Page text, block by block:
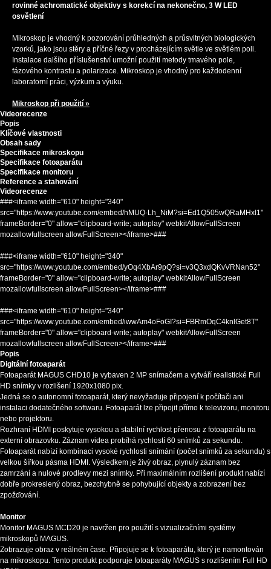
rovinné achromatické objektivy s korekcí na nekonečno, 3 W LED
osvětlení
Mikroskop je vhodný k pozorování průhledných a průsvitných biologických
vzorků, jako jsou stěry a příčné řezy v procházejícím světle ve světlém poli.
Instalace dalšího příslušenství umožní použití metody tmavého pole,
fázového kontrastu a polarizace. Mikroskop je vhodný pro každodenní
laboratorní práci, výzkum a výuku.
Mikroskop při použití »
Videorecenze
Popis
Klíčové vlastnosti
Obsah sady
Specifikace mikroskopu
Specifikace fotoaparátu
Specifikace monitoru
Reference a stahování
Videorecenze
###<iframe width="610" height="340"
src="https://www.youtube.com/embed/hMUQ-Lh_NiM?si=Ed1Q505wQRaMHxl1"
frameBorder="0" allow="clipboard-write; autoplay" webkitAllowFullScreen
mozallowfullscreen allowFullScreen></iframe>###
###<iframe width="610" height="340"
src="https://www.youtube.com/embed/yOq4XbAr9pQ?si=v3Q3xdQKvVRNan52"
frameBorder="0" allow="clipboard-write; autoplay" webkitAllowFullScreen
mozallowfullscreen allowFullScreen></iframe>###
###<iframe width="610" height="340"
src="https://www.youtube.com/embed/iwwAm4oFoGI?si=FBRmOqC4knlGet8T"
frameBorder="0" allow="clipboard-write; autoplay" webkitAllowFullScreen
mozallowfullscreen allowFullScreen></iframe>###
Popis
Digitální fotoaparát
Fotoaparát MAGUS CHD10 je vybaven 2 MP snímačem a vytváří realistické Full
HD snímky v rozlišení 1920x1080 pix.
Jedná se o autonomní fotoaparát, který nevyžaduje připojení k počítači ani
instalaci dodatečného softwaru. Fotoaparát lze připojit přímo k televizoru, monitoru
nebo projektoru.
Rozhraní HDMI poskytuje vysokou a stabilní rychlost přenosu z fotoaparátu na
externí obrazovku. Záznam videa probíhá rychlostí 60 snímků za sekundu.
Fotoaparát nabízí kombinaci vysoké rychlosti snímání (počet snímků za sekundu) s
velkou šířkou pásma HDMI. Výsledkem je živý obraz, plynulý záznam bez
zamrzání a nulové prodlevy mezi snímky. Při maximálním rozlišení produkt nabízí
dobře prokreslený obraz, bezchybně se pohybující objekty a zobrazení bez
zpožďování.
Monitor
Monitor MAGUS MCD20 je navržen pro použití s vizualizačními systémy
mikroskopů MAGUS.
Zobrazuje obraz v reálném čase. Připojuje se k fotoaparátu, který je namontován
na mikroskopu. Tento produkt podporuje fotoaparáty MAGUS s rozlišením Full HD